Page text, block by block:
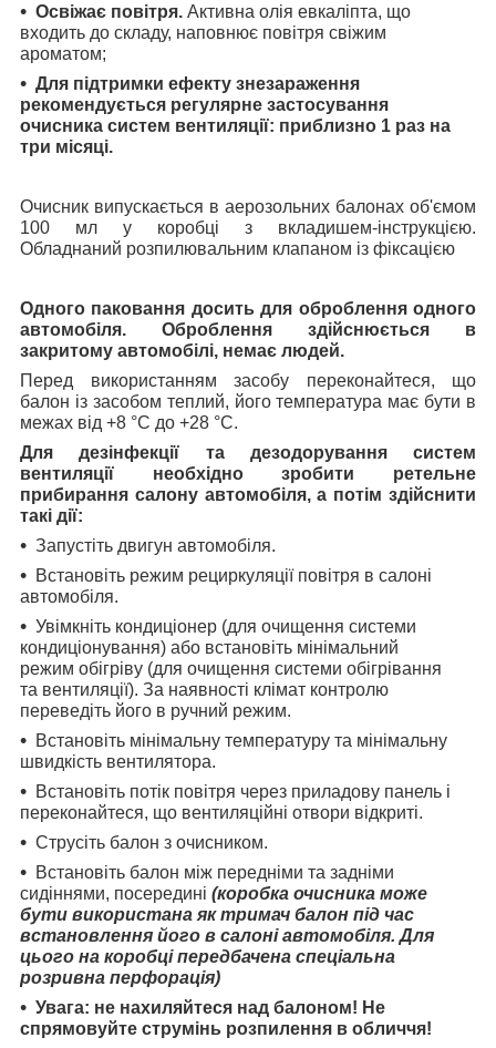
Освіжає повітря. Активна олія евкаліпта, що
входить до складу, наповнює повітря свіжим
ароматом;
Для підтримки ефекту знезараження
рекомендується регулярне застосування
очисника систем вентиляції: приблизно 1 раз на
три місяці.
Очисник випускається в аерозольних балонах об'ємом
100 мл у коробці з вкладишем-інструкцією.
Обладнаний розпилювальним клапаном із фіксацією
Одного паковання досить для оброблення одного
автомобіля. Оброблення здійснюється в
закритому автомобілі, немає людей.
Перед використанням засобу переконайтеся, що
балон із засобом теплий, його температура має бути в
межах від +8 °C до +28 °C.
Для дезінфекції та дезодорування систем
вентиляції необхідно зробити ретельне
прибирання салону автомобіля, а потім здійснити
такі дії:
Запустіть двигун автомобіля.
Встановіть режим рециркуляції повітря в салоні
автомобіля.
Увімкніть кондиціонер (для очищення системи
кондиціонування) або встановіть мінімальний
режим обігріву (для очищення системи обігрівання
та вентиляції). За наявності клімат контролю
переведіть його в ручний режим.
Встановіть мінімальну температуру та мінімальну
швидкість вентилятора.
Встановіть потік повітря через приладову панель і
переконайтеся, що вентиляційні отвори відкриті.
Струсіть балон з очисником.
Встановіть балон між передніми та задніми
сидіннями, посередині (коробка очисника може
бути використана як тримач балон під час
встановлення його в салоні автомобіля. Для
цього на коробці передбачена спеціальна
розривна перфорація)
Увага: не нахиляйтеся над балоном! Не
спрямовуйте струмінь розпилення в обличчя!